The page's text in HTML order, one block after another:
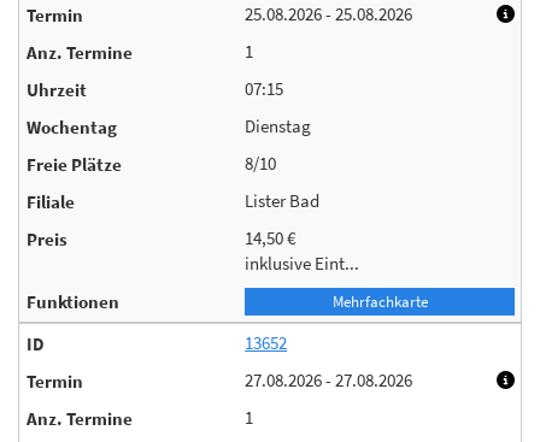
25.08.2026 - 25.08.2026
1
07:15
Dienstag
8/10
Lister Bad
14,50 €
inklusive Eint...
Mehrfachkarte
13652
27.08.2026 - 27.08.2026
1